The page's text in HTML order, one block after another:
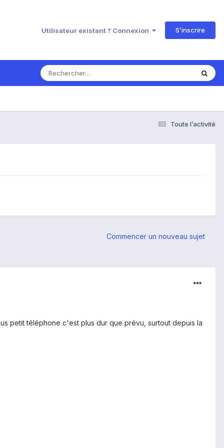
Utilisateur existant ? Connexion S’inscrire
Toute l’activité
Commencer un nouveau sujet
petit téléphone c'est plus dur que prévu, surtout depuis la